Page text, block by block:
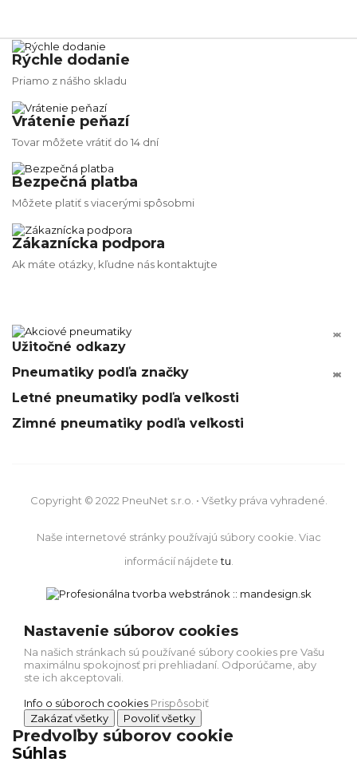
Rýchle dodanie
Priamo z nášho skladu
Vrátenie peňazí
Tovar môžete vrátiť do 14 dní
Bezpečná platba
Môžete platiť s viacerými spôsobmi
Zákaznícka podpora
Ak máte otázky, kľudne nás kontaktujte
Užitočné odkazy


Pneumatiky podľa značky 

Letné pneumatiky podľa veľkosti


Zimné pneumatiky podľa veľkosti


Copyright © 2022 PneuNet s.r.o. • Všetky práva vyhradené.
Naše internetové stránky používajú súbory cookie. Viac
informácií nájdetetu
Nastavenie súborov cookies
Na našich stránkach sú používané súbory cookies pre Vašu
maximálnu spokojnosť pri prehliadaní. Odporúčame, aby
ste ich akceptovali.
Info o súboroch cookies Prispôsobiť
Zakázať všetky
Povoliť všetky
Predvoľby súborov cookie
Súhlas